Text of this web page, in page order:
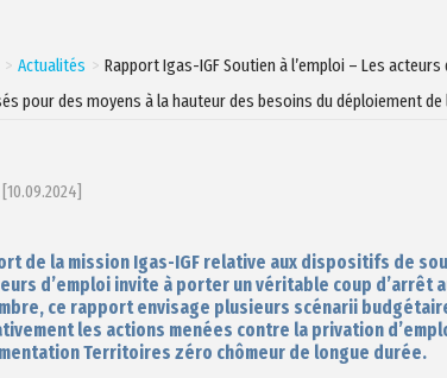
Actualités
Rapport Igas-IGF Soutien à l’emploi – Les
pour des moyens à la hauteur des besoins du déploiement de
[10.09.2024]
de la mission Igas-IGF relative aux dispositifs de
d’emploi invite à porter un véritable coup d’arrêt
ce rapport envisage plusieurs scénarii
les actions menées contre la privation
Territoires zéro chômeur de longue durée.